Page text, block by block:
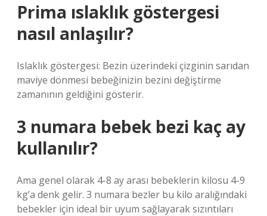
Prima ıslaklık göstergesi
nasıl anlaşılır?
Islaklık göstergesi: Bezin üzerindeki çizginin sarıdan
maviye dönmesi bebeğinizin bezini değiştirme
zamanının geldiğini gösterir.
3 numara bebek bezi kaç ay
kullanılır?
Ama genel olarak 4-8 ​​ay arası bebeklerin kilosu 4-9
kg’a denk gelir. 3 numara bezler bu kilo aralığındaki
bebekler için ideal bir uyum sağlayarak sızıntıları